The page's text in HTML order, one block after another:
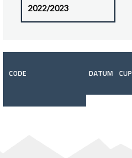
CODE DATUM CUP